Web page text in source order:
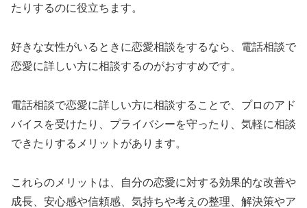
たりするのに役立ちます。
好きな女性がいるときに恋愛相談をするなら、電話相談で
恋愛に詳しい方に相談するのがおすすめです。
電話相談で恋愛に詳しい方に相談することで、プロのアド
バイスを受けたり、プライバシーを守ったり、気軽に相談
できたりするメリットがあります。
これらのメリットは、自分の恋愛に対する効果的な改善や
成長、安心感や信頼感、気持ちや考えの整理、解決策やア